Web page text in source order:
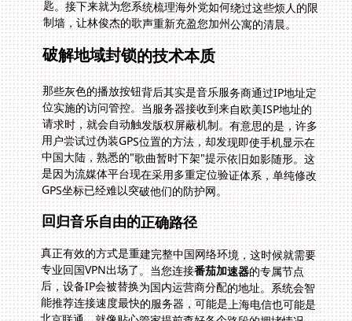
制墙，让林俊杰的歌声重新充盈您加州公寓的清晨。
破解地域封锁的技术本质
那些灰色的播放按钮背后其实是音乐服务商通过IP地址定
位实施的访问管控。当服务器接收到来自欧美ISP地址的
请求时，就会自动触发版权屏蔽机制。有意思的是，许多
用户尝试过伪装GPS位置的方法，却发现即使手机显示在
中国大陆，熟悉的"歌曲暂时下架"提示依旧如影随形。这
是因为流媒体平台现在采用多重定位验证体系，单纯修改
GPS坐标已经难以突破他们的防护网。
回归音乐自由的正确路径
真正有效的方式是重建完整中国网络环境，这时候就需要
专业回国VPN出场了。当您连接番茄加速器的专属节点
后，设备IP会被替换为国内运营商分配的地址。系统会智
能推荐连接速度最快的服务器，可能是上海电信也可能是
北京联通，就像贴心管家提前查好各个路段的拥堵情况。
这个技术处理让酷狗服务器认为您在广州珠江新城而非纽